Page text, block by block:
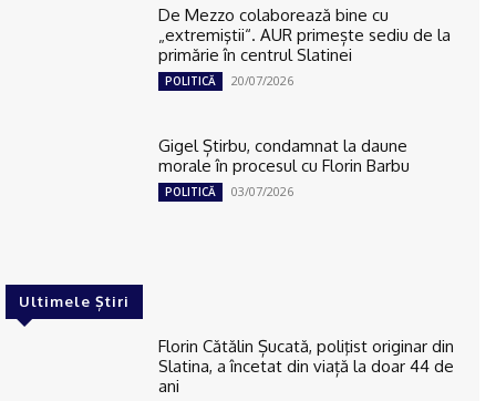
De Mezzo colaborează bine cu
„extremiştii“. AUR primește sediu de la
primărie în centrul Slatinei
POLITICĂ 20/07/2026
Gigel Știrbu, condamnat la daune
morale în procesul cu Florin Barbu
POLITICĂ 03/07/2026
Ultimele Știri
Florin Cătălin Șucată, poliţist originar din
Slatina, a încetat din viață la doar 44 de
ani